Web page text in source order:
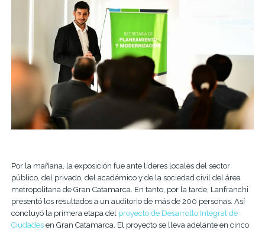
Por la mañana, la exposición fue ante líderes locales del sector
público, del privado, del académico y de la sociedad civil del área
metropolitana de Gran Catamarca. En tanto, por la tarde, Lanfranchi
presentó los resultados a un auditorio de más de 200 personas. Así
concluyó la primera etapa del proyecto de Desarrollo Integral de
Ciudadesen Gran Catamarca. El proyecto se lleva adelante en cinco